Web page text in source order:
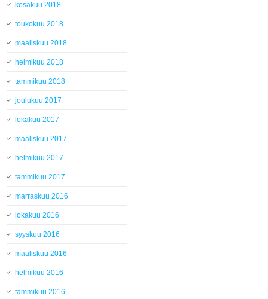
kesäkuu 2018
toukokuu 2018
maaliskuu 2018
helmikuu 2018
tammikuu 2018
joulukuu 2017
lokakuu 2017
maaliskuu 2017
helmikuu 2017
tammikuu 2017
marraskuu 2016
lokakuu 2016
syyskuu 2016
maaliskuu 2016
helmikuu 2016
tammikuu 2016